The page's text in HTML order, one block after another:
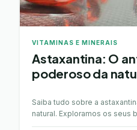
VITAMINAS E MINERAIS
Astaxantina: O
poderoso da
Saiba tudo sobre a
natural. Exploramos os seus
pode complementar a